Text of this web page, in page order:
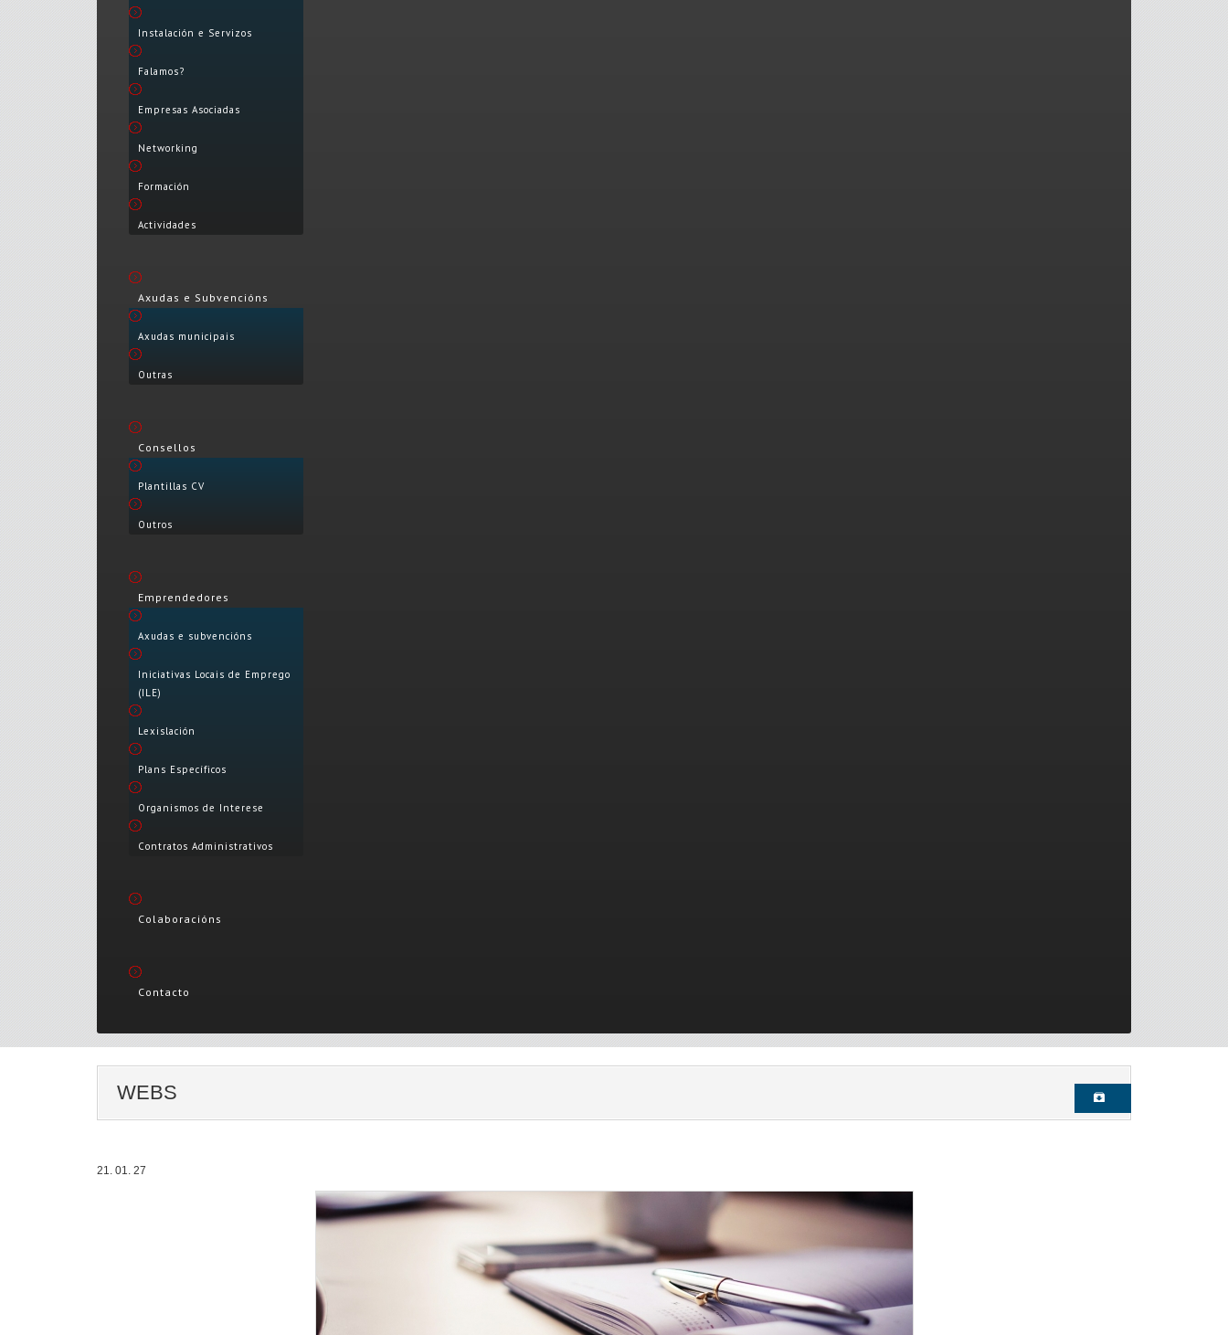
Instalación e Servizos
Falamos?
Empresas Asociadas
Networking
Formación
Actividades
Axudas e Subvencións
Axudas municipais
Outras
Consellos
Plantillas CV
Outros
Emprendedores
Axudas e subvencións
Iniciativas Locais de Emprego
(ILE)
Lexislación
Plans Específicos
Organismos de Interese
Contratos Administrativos
Colaboracións
Contacto
WEBS
21. 01. 27